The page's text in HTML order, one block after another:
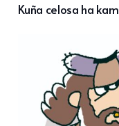
Kuña celosa ha